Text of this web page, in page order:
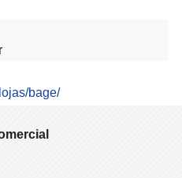
bage/